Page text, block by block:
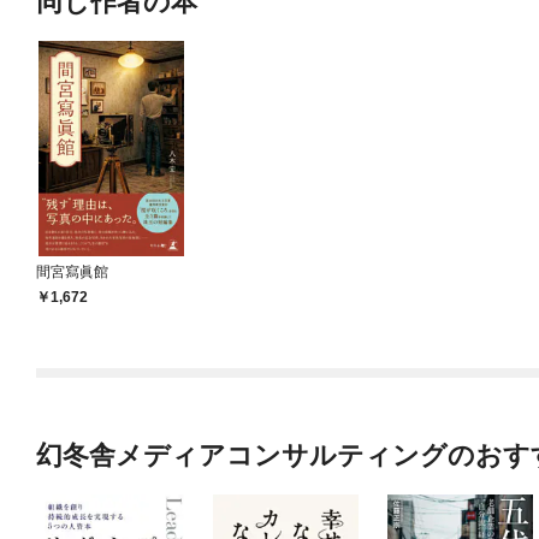
間宮寫眞館
1,672
幻冬舎メディアコンサルティングのおす